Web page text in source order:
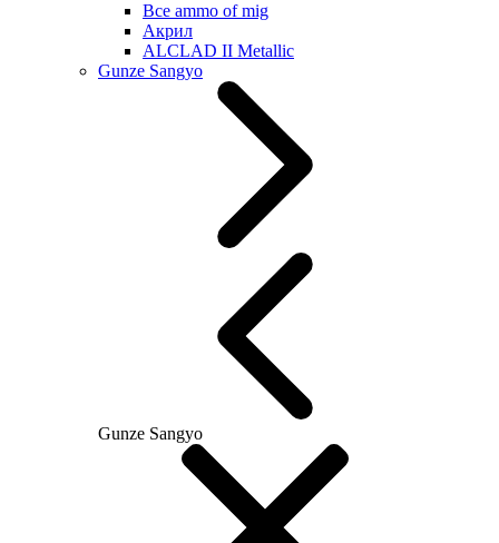
Все ammo of mig
Акрил
ALCLAD II Metallic
Gunze Sangyo
Gunze Sangyo